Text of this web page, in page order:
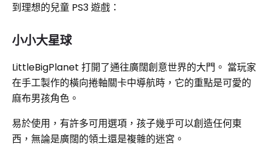
到理想的兒童 PS3 遊戲：
小小大星球
LittleBigPlanet 打開了通往廣闊創意世界的大門。 當玩家
在手工製作的橫向捲軸關卡中導航時，它的重點是可愛的
麻布男孩角色。
易於使用，有許多可用選項，孩子幾乎可以創造任何東
西，無論是廣闊的領土還是複雜的迷宮。